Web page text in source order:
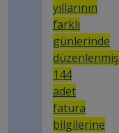
yıllarının
farklı
günlerinde
düzenlenmiş
144
adet
fatura
bilgilerine